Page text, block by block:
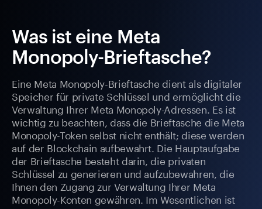
Was ist eine Meta
Monopoly-Brieftasche?
Eine Meta Monopoly-Brieftasche dient als digitaler
Speicher für private Schlüssel und ermöglicht die
Verwaltung Ihrer Meta Monopoly-Adressen. Es ist
wichtig zu beachten, dass die Brieftasche die Meta
Monopoly-Token selbst nicht enthält; diese werden
auf der Blockchain aufbewahrt. Die Hauptaufgabe
der Brieftasche besteht darin, die privaten
Schlüssel zu generieren und aufzubewahren, die
Ihnen den Zugang zur Verwaltung Ihrer Meta
Monopoly-Konten gewähren. Im Wesentlichen ist